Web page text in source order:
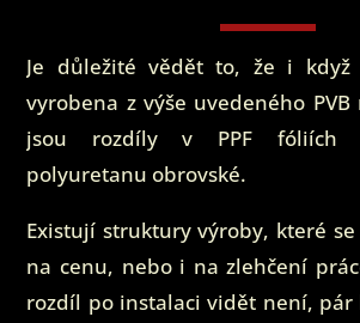
Je důležité vědět to, že i když
vyrobena z výše uvedeného PVB
jsou rozdíly v PPF fóliích
polyuretanu obrovské.
Existují struktury výroby, které
na cenu, nebo i na zlehčení
rozdíl po instalaci vidět není,